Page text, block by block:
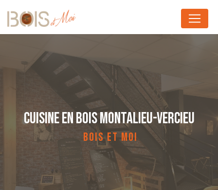
CUISINE EN BOIS MONTALIEU-VERCIEU
BOIS ET MOI